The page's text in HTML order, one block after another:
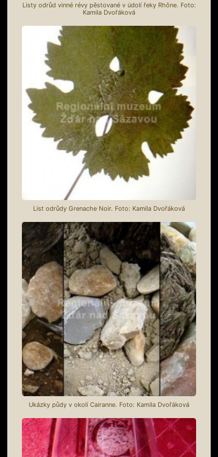
Listy odrůd vinné révy pěstované v údolí řeky Rhône. Foto:
Kamila Dvořáková
List odrůdy Grenache Noir. Foto: Kamila Dvořáková
Ukázky půdy v okolí Cairanne. Foto: Kamila Dvořáková